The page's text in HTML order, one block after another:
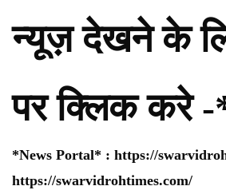
न्यूज़ देखने के
पर क्लिक करे
*News Portal* : https://
https://swarvidrohtimes.com/